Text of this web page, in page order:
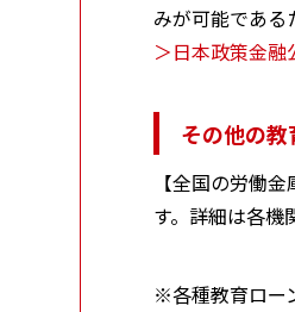
みが可能である
＞日本政策金融
その他の教
【全国の労働
す。詳細は各機
※各種教育ロー